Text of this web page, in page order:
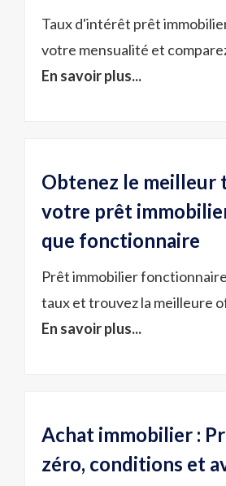
Taux d'intérêt prêt
votre mensualité et
En savoir plus...
Obtenez le meilleur
votre prêt
que fonctionnaire
Prêt immobilier
taux et trouvez la meilleure
En savoir plus...
Achat immobilier :
zéro, conditions et